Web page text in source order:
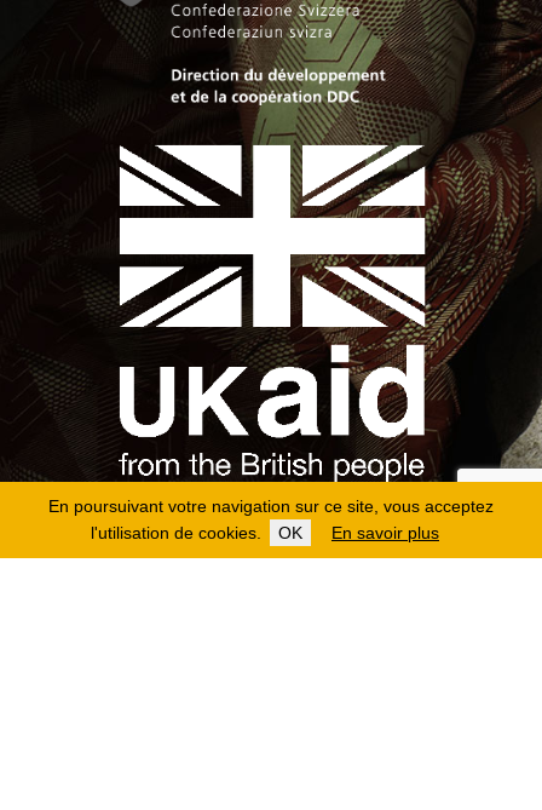
En poursuivant votre navigation sur ce site, vous acceptez
l'utilisation de cookies.
OK En savoir plus